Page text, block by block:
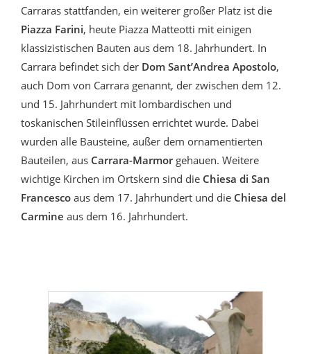
Carraras stattfanden, ein weiterer großer Platz ist die
Piazza Farini, heute Piazza Matteotti mit einigen
klassizistischen Bauten aus dem 18. Jahrhundert. In
Carrara befindet sich der Dom Sant’Andrea Apostolo,
auch Dom von Carrara genannt, der zwischen dem 12.
und 15. Jahrhundert mit lombardischen und
toskanischen Stileinflüssen errichtet wurde. Dabei
wurden alle Bausteine, außer dem ornamentierten
Bauteilen, aus Carrara-Marmorgehauen. Weitere
wichtige Kirchen im Ortskern sind die Chiesa di San
Francesco aus dem 17. Jahrhundert und die Chiesa del
Carmine aus dem 16. Jahrhundert.